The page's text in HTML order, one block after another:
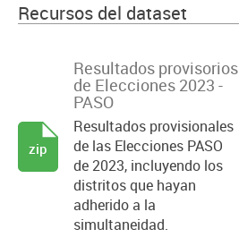
Recursos del dataset
Resultados provisorios
de Elecciones 2023 -
PASO
Resultados provisionales
de las Elecciones PASO
de 2023, incluyendo los
distritos que hayan
adherido a la
simultaneidad.
zip